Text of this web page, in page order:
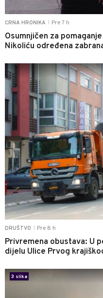
CRNA HRONIKA Pre 7 h
Osumnjičen za
Nikoliću određena
DRUŠTVO Pre 8 h
Privremena obustava: U
dijelu Ulice Prvog
3 slika